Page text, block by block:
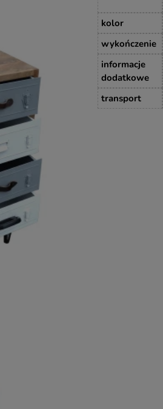
kolor
wykończenie
informacje
dodatkowe
transport